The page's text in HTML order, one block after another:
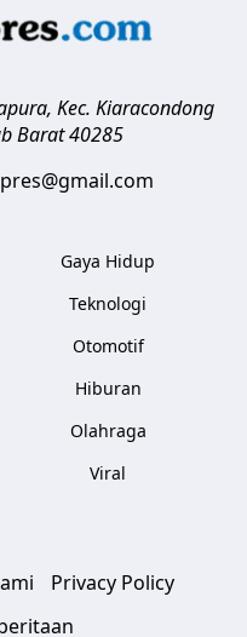
Kec. Kiaracondong
Barat 40285
Gaya Hidup
Teknologi
Otomotif
Hiburan
Olahraga
Viral
Privacy Policy